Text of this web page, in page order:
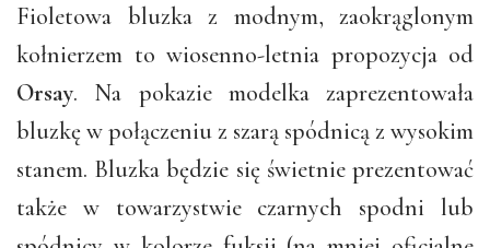
Fioletowa bluzka z modnym, zaokrąglonym
kołnierzem to wiosenno-letnia propozycja od
Orsay. Na pokazie modelka zaprezentowała
bluzkę w połączeniu z szarą spódnicą z wysokim
stanem. Bluzka będzie się świetnie prezentować
także w towarzystwie czarnych spodni lub